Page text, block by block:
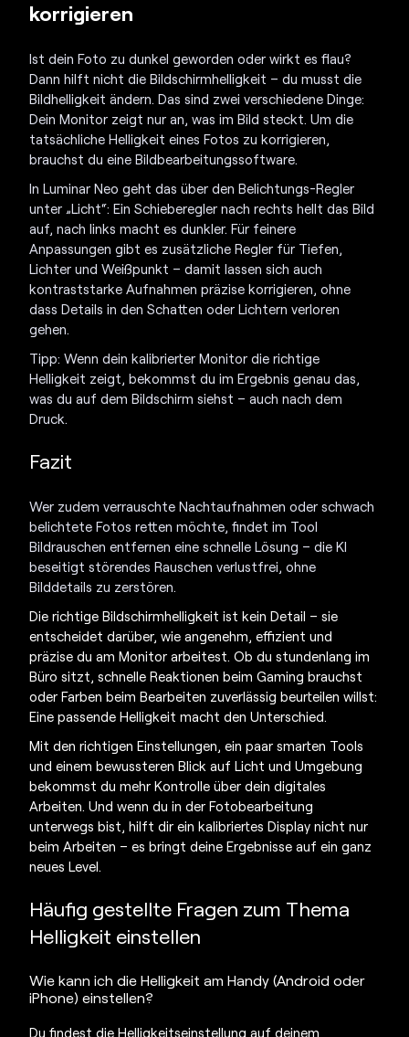
korrigieren
Ist dein Foto zu dunkel geworden oder wirkt es flau?
Dann hilft nicht die Bildschirmhelligkeit – du musst die
Bildhelligkeit ändern. Das sind zwei verschiedene Dinge:
Dein Monitor zeigt nur an, was im Bild steckt. Um die
tatsächliche Helligkeit eines Fotos zu korrigieren,
brauchst du eine Bildbearbeitungssoftware.
In Luminar Neo geht das über den Belichtungs-Regler
unter „Licht“: Ein Schieberegler nach rechts hellt das Bild
auf, nach links macht es dunkler. Für feinere
Anpassungen gibt es zusätzliche Regler für Tiefen,
Lichter und Weißpunkt – damit lassen sich auch
kontraststarke Aufnahmen präzise korrigieren, ohne
dass Details in den Schatten oder Lichtern verloren
gehen.
Tipp: Wenn dein kalibrierter Monitor die richtige
Helligkeit zeigt, bekommst du im Ergebnis genau das,
was du auf dem Bildschirm siehst – auch nach dem
Druck.
Fazit
Wer zudem verrauschte Nachtaufnahmen oder schwach
belichtete Fotos retten möchte, findet im Tool
Bildrauschen entfernen eine schnelle Lösung – die KI
beseitigt störendes Rauschen verlustfrei, ohne
Bilddetails zu zerstören.
Die richtige Bildschirmhelligkeit ist kein Detail – sie
entscheidet darüber, wie angenehm, effizient und
präzise du am Monitor arbeitest. Ob du stundenlang im
Büro sitzt, schnelle Reaktionen beim Gaming brauchst
oder Farben beim Bearbeiten zuverlässig beurteilen willst:
Eine passende Helligkeit macht den Unterschied.
Mit den richtigen Einstellungen, ein paar smarten Tools
und einem bewussteren Blick auf Licht und Umgebung
bekommst du mehr Kontrolle über dein digitales
Arbeiten. Und wenn du in der Fotobearbeitung
unterwegs bist, hilft dir ein kalibriertes Display nicht nur
beim Arbeiten – es bringt deine Ergebnisse auf ein ganz
neues Level.
Häufig gestellte Fragen zum Thema
Helligkeit einstellen
Wie kann ich dieHelligkeit am Handy (Android oder
iPhone) einstellen?
Du findest die Helligkeitseinstellung auf deinem